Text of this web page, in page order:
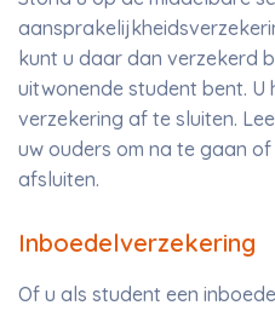
kunt u daar dan verzekerd
uitwonende student bent. U
verzekering af te sluiten.
uw ouders om na te gaan
afsluiten.
Inboedelverzekering
Of u als student een